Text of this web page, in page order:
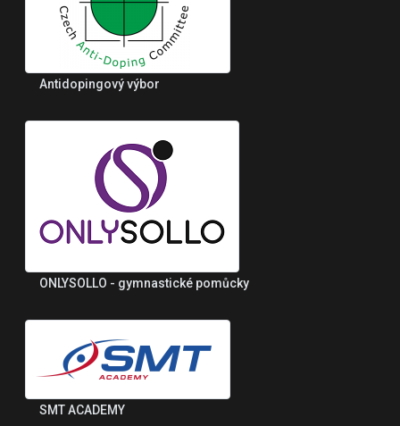
Antidopingový výbor
ONLYSOLLO - gymnastické pomůcky
SMT ACADEMY